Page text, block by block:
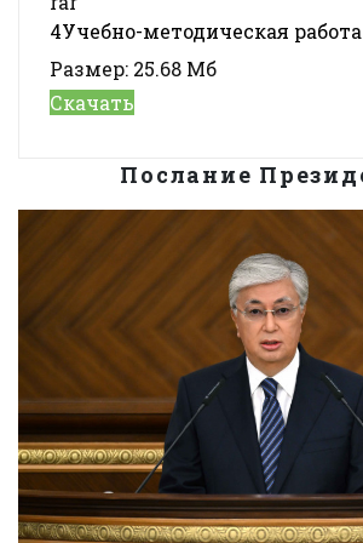
4Учебно-методическая работа
Размер: 25.68 Мб
Скачать
Послание